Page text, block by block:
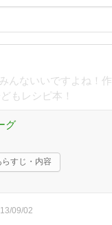
んないいですよね！
もレシピ本！
グ
らすじ・内容
09/02